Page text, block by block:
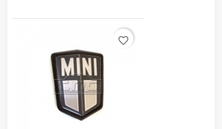
favorite_border